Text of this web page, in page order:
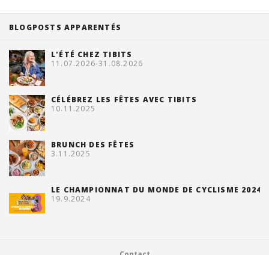
BLOGPOSTS APPARENTÉS
L'ÉTÉ CHEZ TIBITS
11.07.2026-31.08.2026
CÉLÉBREZ LES FÊTES AVEC TIBITS
10.11.2025
BRUNCH DES FÊTES
3.11.2025
LE CHAMPIONNAT DU MONDE DE CYCLISME 2024
19.9.2024